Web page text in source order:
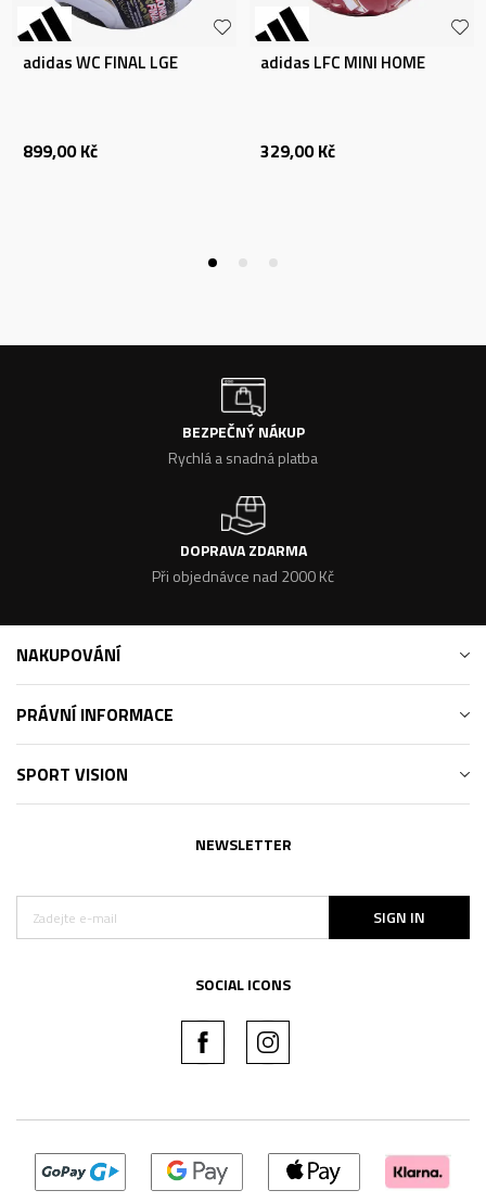
adidas WC FINAL LGE
899,00 Kč
adidas LFC MINI HOME
329,00 Kč
BEZPEČNÝ NÁKUP
Rychlá a snadná platba
DOPRAVA ZDARMA
Při objednávce nad 2000 Kč
NAKUPOVÁNÍ
PRÁVNÍ INFORMACE
SPORT VISION
NEWSLETTER
SIGN IN
SOCIAL ICONS